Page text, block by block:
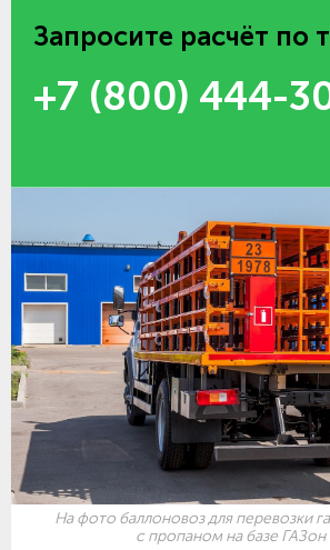
Запросите расчёт по
+7 (800) 444-
На фото баллоновоз для перевозки
с пропаном на базе